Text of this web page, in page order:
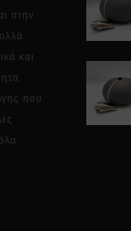
στην
και
που